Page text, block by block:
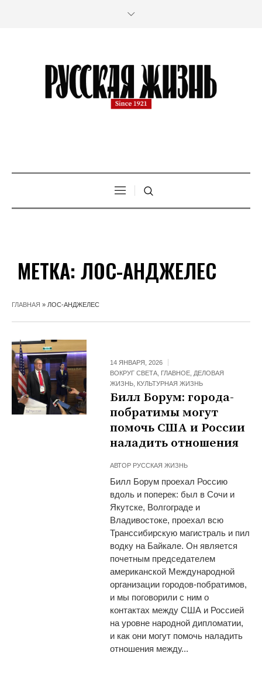
МЕТКА:ЛОС-АНДЖЕЛЕС
ГЛАВНАЯ » ЛОС-АНДЖЕЛЕС
14 ЯНВАРЯ, 2026
ВОКРУГ СВЕТА ГЛАВНОЕ ДЕЛОВАЯ
ЖИЗНЬ КУЛЬТУРНАЯ ЖИЗНЬ
Билл Борум: города-
побратимы могут
помочь США и России
наладить отношения
АВТОР РУССКАЯ ЖИЗНЬ
Билл Борум проехал Россию
вдоль и поперек: был в Сочи и
Якутске, Волгограде и
Владивостоке, проехал всю
Транссибирскую магистраль и пил
водку на Байкале. Он является
почетным председателем
американской Международной
организации городов-побратимов,
и мы поговорили с ним о
контактах между США и Россией
на уровне народной дипломатии,
и как они могут помочь наладить
отношения между...